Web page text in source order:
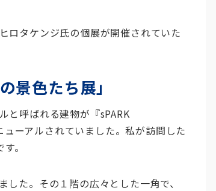
ロタケンジ氏の個展が開催されていた
景色たち展」
と呼ばれる建物が『sPARK
ーアルされていました。私が訪問した
。
た。その１階の広々とした一角で、